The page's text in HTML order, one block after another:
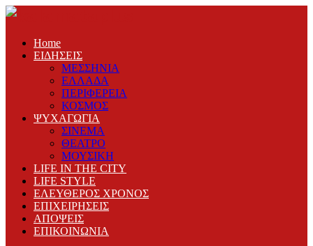
Home
ΕΙΔΗΣΕΙΣ
ΜΕΣΣΗΝΙΑ
ΕΛΛΑΔΑ
ΠΕΡΙΦΕΡΕΙΑ
ΚΟΣΜΟΣ
ΨΥΧΑΓΩΓΙΑ
ΣΙΝΕΜΑ
ΘΕΑΤΡΟ
ΜΟΥΣΙΚΗ
LIFE IN THE CITY
LIFE STYLE
ΕΛΕΥΘΕΡΟΣ ΧΡΟΝΟΣ
ΕΠΙΧΕΙΡΗΣΕΙΣ
ΑΠΟΨΕΙΣ
ΕΠΙΚΟΙΝΩΝΙΑ